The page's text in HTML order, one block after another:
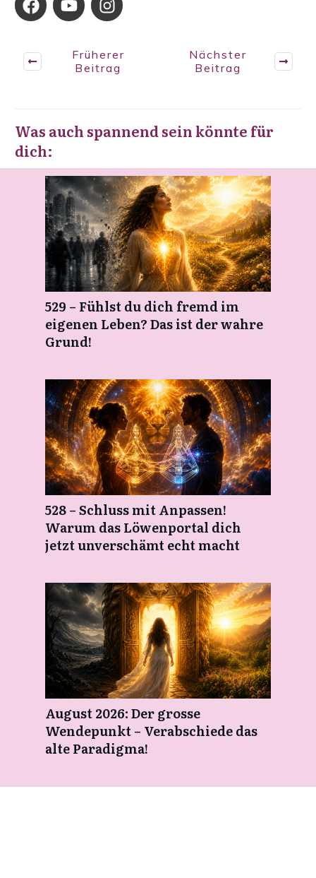
Früherer
Beitrag
Nächster
Beitrag
Was auch spannend sein könnte für
dich:
529 – Fühlst du dich fremd im
eigenen Leben? Das ist der wahre
Grund!
528 – Schluss mit Anpassen!
Warum das Löwenportal dich
jetzt unverschämt echt macht
August 2026: Der grosse
Wendepunkt – Verabschiede das
alte Paradigma!